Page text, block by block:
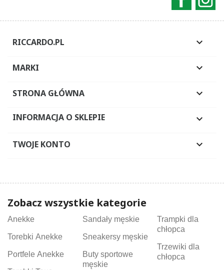
RICCARDO.PL 
MARKI 
STRONA GŁÓWNA 
INFORMACJA O SKLEPIE 
TWOJE KONTO 
Zobacz wszystkie kategorie
Anekke
Torebki Anekke
Portfele Anekke
Sandały męskie
Sneakersy męskie
Buty sportowe
męskie
Trampki dla
chłopca
Trzewiki dla
chłopca